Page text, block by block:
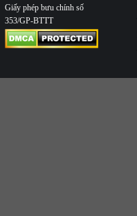
Giấy phép bưu chính số
353/GP-BTTT